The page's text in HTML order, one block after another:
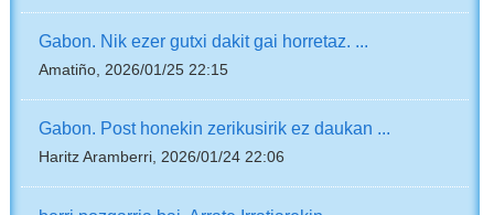
Gabon. Nik ezer gutxi dakit gai horretaz. ...
Amatiño, 2026/01/25 22:15
Gabon. Post honekin zerikusirik ez daukan ...
Haritz Aramberri, 2026/01/24 22:06